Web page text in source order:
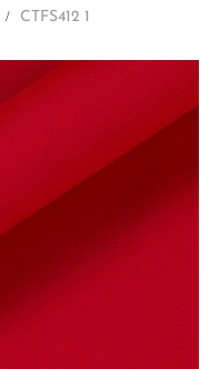
> CTFS412 1